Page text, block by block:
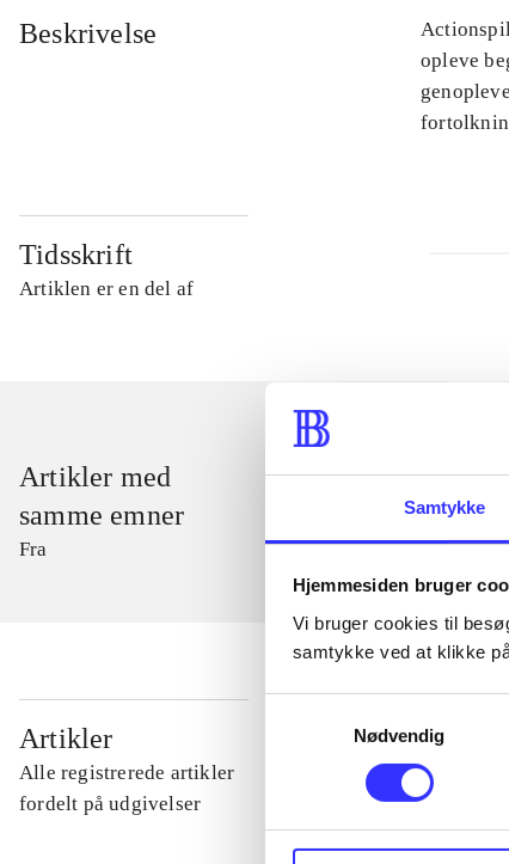
Samtykke
Hjemmesiden bruger
Vi bruger cookies til
samtykke ved at klikke
Nødvendig
Beskrivelse
opleve
Tidsskrift
Artiklen er en del af
Artikler med
samme emner
Fra
Artikler
Alle registrerede artikler
fordelt på udgivelser
...